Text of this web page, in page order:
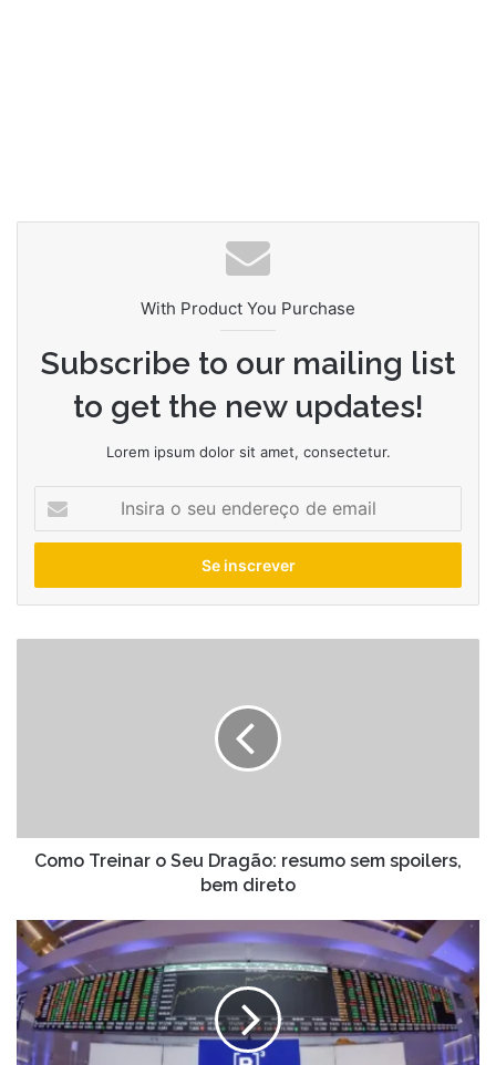
With Product You Purchase
Subscribe to our mailing list
to get the new updates!
Lorem ipsum dolor sit amet, consectetur.
seu
de
bem
direto
Como Treinar o Seu Dragão: resumo sem spoilers,
bem direto
WEG,
Marcopolo,
Totvs
e
outras
ações